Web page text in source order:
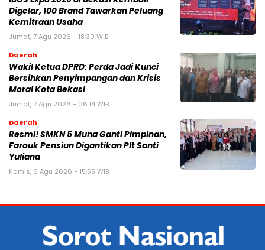
Digelar, 100 Brand Tawarkan Peluang
Kemitraan Usaha
Jumat, 7 Agu 2026 - 18:30 WIB
Daerah
Wakil Ketua DPRD: Perda Jadi Kunci
Bersihkan Penyimpangan dan Krisis
Moral Kota Bekasi
Jumat, 7 Agu 2026 - 06:14 WIB
Daerah
Resmi! SMKN 5 Muna Ganti Pimpinan,
Farouk Pensiun Digantikan Plt Santi
Yuliana
Kamis, 6 Agu 2026 - 15:55 WIB